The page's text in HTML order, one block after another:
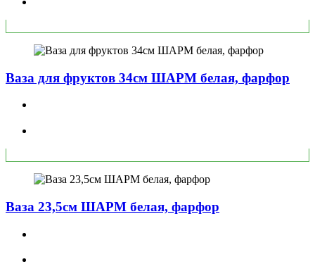
Ваза для фруктов 34см ШАРМ белая, фарфор
Ваза 23,5см ШАРМ белая, фарфор